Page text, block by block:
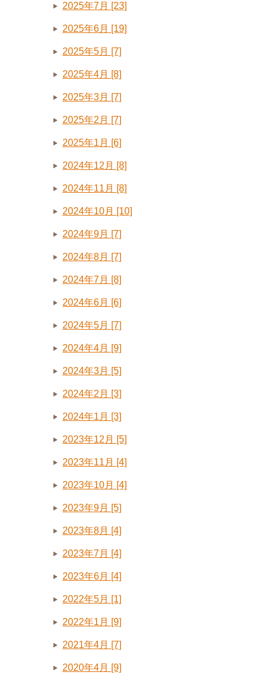
2025年7月 [23]
2025年6月 [19]
2025年5月 [7]
2025年4月 [8]
2025年3月 [7]
2025年2月 [7]
2025年1月 [6]
2024年12月 [8]
2024年11月 [8]
2024年10月 [10]
2024年9月 [7]
2024年8月 [7]
2024年7月 [8]
2024年6月 [6]
2024年5月 [7]
2024年4月 [9]
2024年3月 [5]
2024年2月 [3]
2024年1月 [3]
2023年12月 [5]
2023年11月 [4]
2023年10月 [4]
2023年9月 [5]
2023年8月 [4]
2023年7月 [4]
2023年6月 [4]
2022年5月 [1]
2022年1月 [9]
2021年4月 [7]
2020年4月 [9]